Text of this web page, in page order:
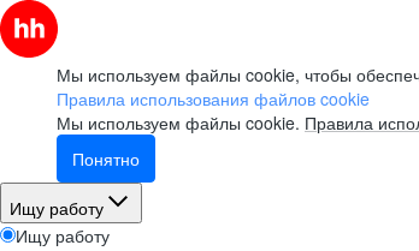
Мы используем файлы cookie, чтобы
Правила использования файлов cookie
Мы используем файлы cookie. Правила
Понятно
Ищу работу
Ищу работу